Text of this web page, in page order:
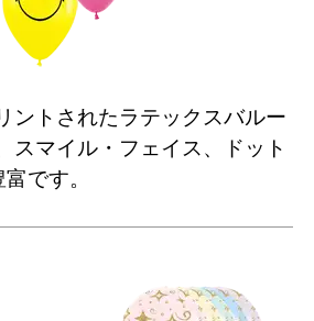
ントされたラテックスバルー
スマイル・フェイス、ドット
です。